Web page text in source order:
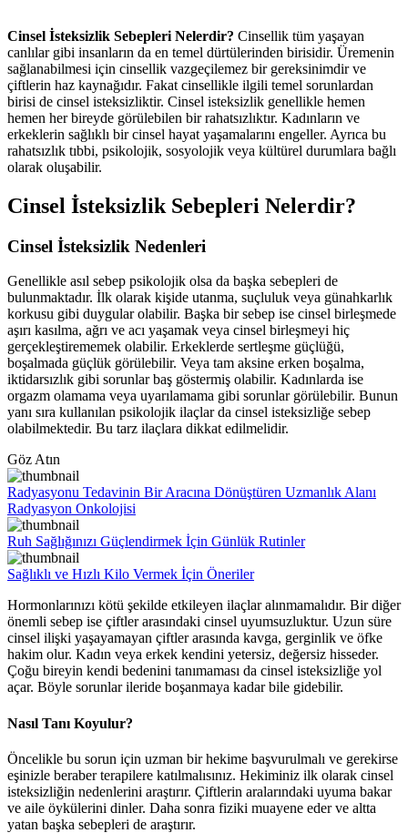
Cinsel İsteksizlik Sebepleri Nelerdir? Cinsellik tüm yaşayan
canlılar gibi insanların da en temel dürtülerinden birisidir. Üremenin
sağlanabilmesi için cinsellik vazgeçilemez bir gereksinimdir ve
çiftlerin haz kaynağıdır. Fakat cinsellikle ilgili temel sorunlardan
birisi de cinsel isteksizliktir. Cinsel isteksizlik genellikle hemen
hemen her bireyde görülebilen bir rahatsızlıktır. Kadınların ve
erkeklerin sağlıklı bir cinsel hayat yaşamalarını engeller. Ayrıca bu
rahatsızlık tıbbi, psikolojik, sosyolojik veya kültürel durumlara bağlı
olarak oluşabilir.
Cinsel İsteksizlik Sebepleri Nelerdir?
Cinsel İsteksizlik Nedenleri
Genellikle asıl sebep psikolojik olsa da başka sebepleri de
bulunmaktadır. İlk olarak kişide utanma, suçluluk veya günahkarlık
korkusu gibi duygular olabilir. Başka bir sebep ise cinsel birleşmede
aşırı kasılma, ağrı ve acı yaşamak veya cinsel birleşmeyi hiç
gerçekleştirememek olabilir. Erkeklerde sertleşme güçlüğü,
boşalmada güçlük görülebilir. Veya tam aksine erken boşalma,
iktidarsızlık gibi sorunlar baş göstermiş olabilir. Kadınlarda ise
orgazm olamama veya uyarılamama gibi sorunlar görülebilir. Bunun
yanı sıra kullanılan psikolojik ilaçlar da cinsel isteksizliğe sebep
olabilmektedir. Bu tarz ilaçlara dikkat edilmelidir.
Göz Atın
Radyasyonu Tedavinin Bir Aracına Dönüştüren Uzmanlık Alanı
Radyasyon Onkolojisi
Ruh Sağlığınızı Güçlendirmek İçin Günlük Rutinler
Sağlıklı ve Hızlı Kilo Vermek İçin Öneriler
Hormonlarınızı kötü şekilde etkileyen ilaçlar alınmamalıdır. Bir diğer
önemli sebep ise çiftler arasındaki cinsel uyumsuzluktur. Uzun süre
cinsel ilişki yaşayamayan çiftler arasında kavga, gerginlik ve öfke
hakim olur. Kadın veya erkek kendini yetersiz, değersiz hisseder.
Çoğu bireyin kendi bedenini tanımaması da cinsel isteksizliğe yol
açar. Böyle sorunlar ileride boşanmaya kadar bile gidebilir.
Nasıl Tanı Koyulur?
Öncelikle bu sorun için uzman bir hekime başvurulmalı ve gerekirse
eşinizle beraber terapilere katılmalısınız. Hekiminiz ilk olarak cinsel
isteksizliğin nedenlerini araştırır. Çiftlerin aralarındaki uyuma bakar
ve aile öykülerini dinler. Daha sonra fiziki muayene eder ve altta
yatan başka sebepleri de araştırır.